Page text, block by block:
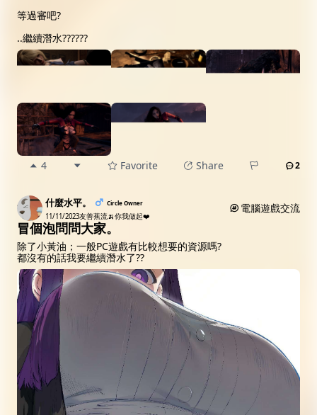
等過審吧?
..繼續潛水?‍?️?‍?️?‍?️
4 Favorite Share 2
什麼水平。 Circle Owner
11/11/2023友善蕉流🍌你我做起❤️
電腦遊戲交流
冒個泡問問大家。
除了小黃油；一般PC遊戲有比較想要的資源嗎?
都沒有的話我要繼續潛水了?‍?️